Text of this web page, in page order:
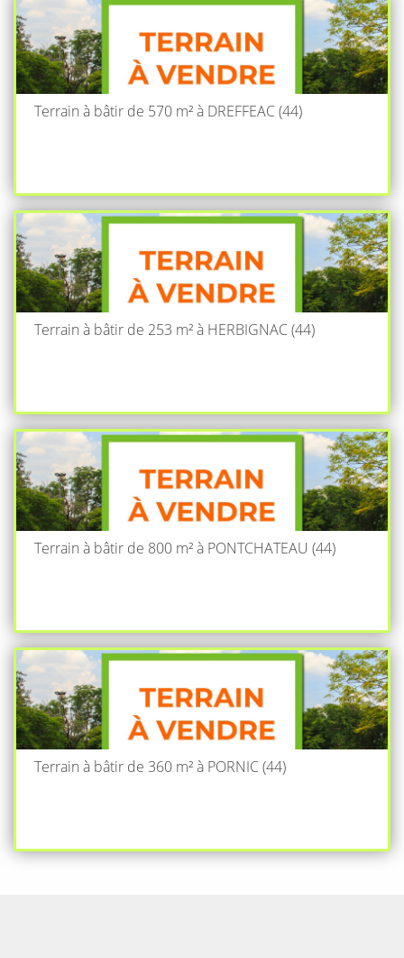
Terrain à bâtir de 570 m² à DREFFEAC (44)
Terrain à bâtir de 253 m² à HERBIGNAC (44)
Terrain à bâtir de 800 m² à PONTCHATEAU (44)
Terrain à bâtir de 360 m² à PORNIC (44)